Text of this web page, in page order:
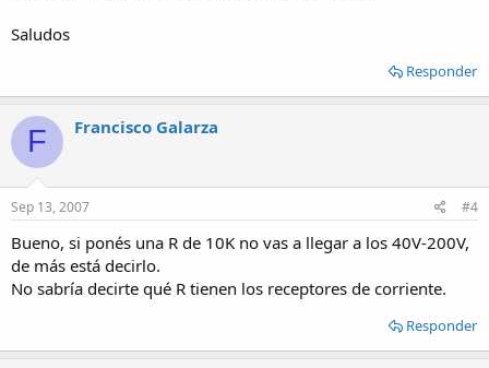
Saludos
Responder
F Francisco Galarza
Sep 13, 2007 #4
Bueno, si ponés una R de 10K no vas a llegar a los 40V-200V,
de más está decirlo.
No sabría decirte qué R tienen los receptores de corriente.
Responder